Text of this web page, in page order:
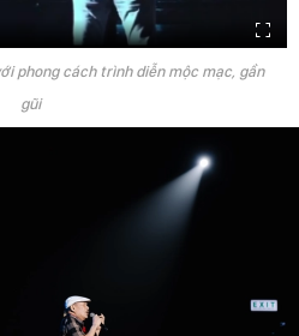
phong cách trình diễn mộc mạc, gần
gũi